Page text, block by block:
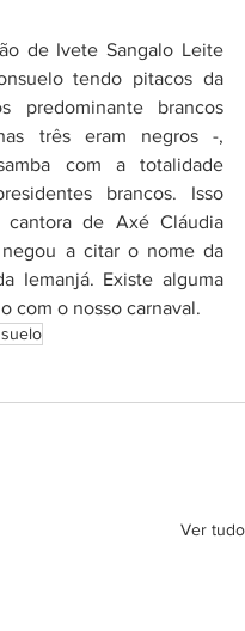
tendo pitacos da
predominante brancos
três eram negros -,
com a totalidade
brancos. Isso
de Axé Cláudia
a citar o nome da
Iemanjá. Existe alguma
com o nosso carnaval.
Ver tudo